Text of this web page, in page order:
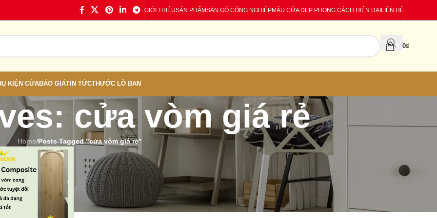
GIỚI THIỆUSẢN PHẨMSÀN GỖ CÔNG NGHIỆPMẪU CỬA ĐẸP PHONG CÁCH HIỆN ĐẠILIÊN HỆ
0₫
KIỆN CỬABÁO GIÁTIN TỨCTHƯỚC LỖ BAN
cửa vòm giá rẻ
Home/Posts Tagged "cửa vòm giá rẻ"
CATEGORIES
Báo giá
Tin tức